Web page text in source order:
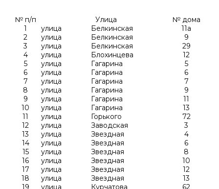
№ п/п Улица
№ дома
1
улица Белкинская
11а
2
улица Белкинская
9
3
улица Белкинская
29
4
улица Блохинцева
12
5
улица Гагарина
5
6
улица Гагарина
6
7
улица Гагарина
7
8
улица Гагарина
9
9
улица Гагарина
11
10
улица Гагарина
13
11
улица Горького
72
12
улица Заводская
3
13
улица Звездная
4
14
улица Звездная
6
15
улица Звездная
8
16
улица Звездная
10
17
улица Звездная
12
18
улица Звездная
13
19
улица Курчатова
62